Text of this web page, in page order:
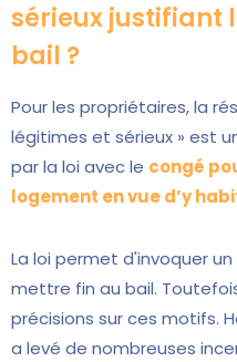
sérieux justifiant
bail ?
Pour les propriétaires, la
légitimes et sérieux » est
par la loi avec le congé
logement en vue d’y
La loi permet d'invoquer
mettre fin au bail.
précisions sur ces motifs.
a levé de nombreuses